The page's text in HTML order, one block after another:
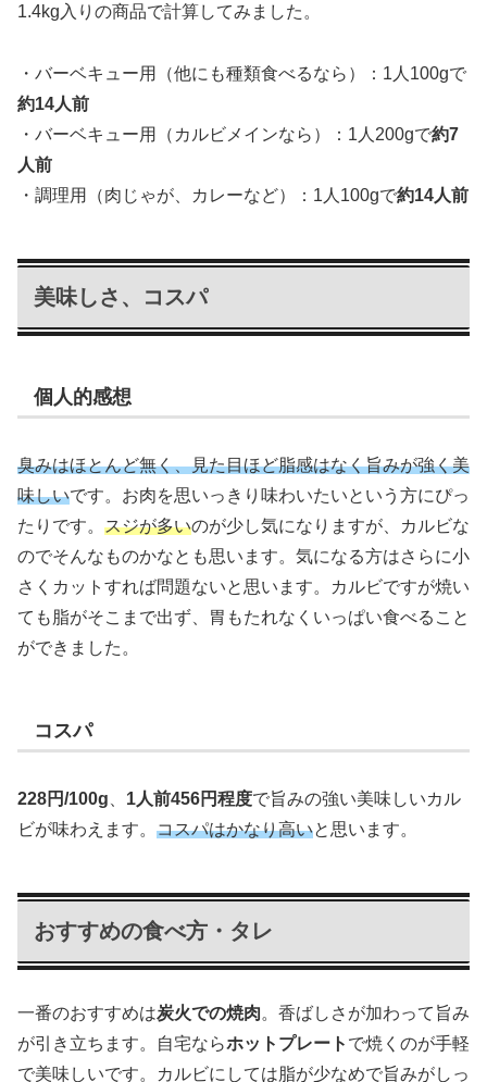
1.4kg入りの商品で計算してみました。
・バーベキュー用（他にも種類食べるなら）：1人100gで
約14人前
・バーベキュー用（カルビメインなら）：1人200gで約7
人前
・調理用（肉じゃが、カレーなど）：1人100gで約14人前
美味しさ、コスパ
個人的感想
臭みはほとんど無く、見た目ほど脂感はなく旨みが強く美
味しいです。お肉を思いっきり味わいたいという方にぴっ
たりです。 スジが多いのが少し気になりますが、カルビな
のでそんなものかなとも思います。気になる方はさらに小
さくカットすれば問題ないと思います。カルビですが焼い
ても脂がそこまで出ず、胃もたれなくいっぱい食べること
ができました。
コスパ
228円/100g 1人前456円程度で旨みの強い美味しいカル
ビが味わえます。 コスパはかなり高いと思います。
おすすめの食べ方・タレ
一番のおすすめは炭火での焼肉。香ばしさが加わって旨み
が引き立ちます。自宅ならホットプレート で焼くのが手軽
で美味しいです。カルビにしては脂が少なめで旨みがしっ